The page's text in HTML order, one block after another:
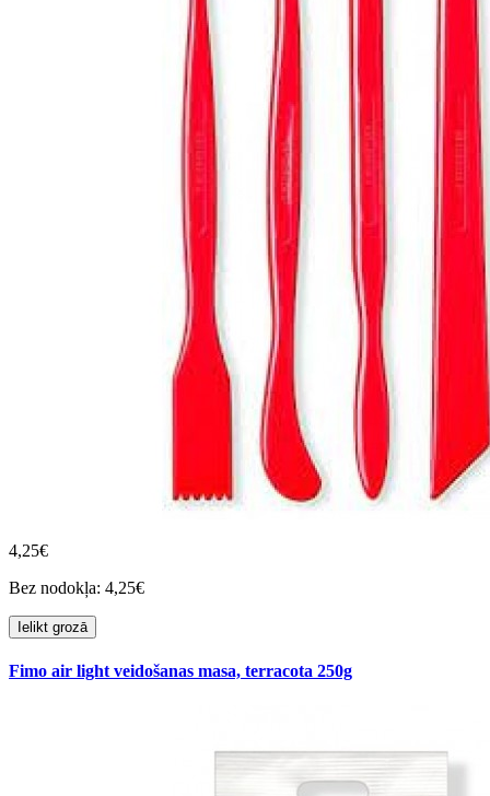
4,25€
Bez nodokļa: 4,25€
Ielikt grozā
Fimo air light veidošanas masa, terracota 250g